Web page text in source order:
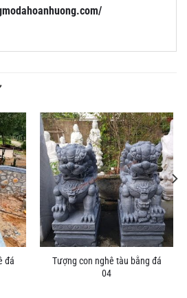
đá
Tượng con nghê tàu bằng đá
04